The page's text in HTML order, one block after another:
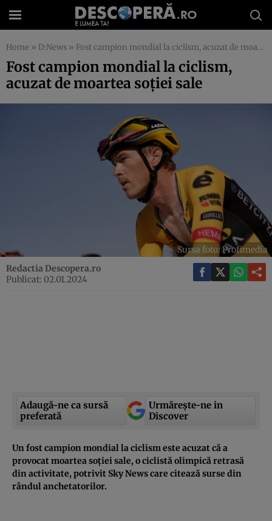
Home » D:News » Fost campion mondial la ciclism, acuzat de moartea soției sale
Fost campion mondial la ciclism,
acuzat de moartea soției sale
Sursa foto: Profimedia
Redactia Descopera.ro
Publicat: 02.01.2024
Adaugă-ne ca sursă
preferată
Urmărește-ne in
Discover
Un fost campion mondial la ciclism este acuzat că a
provocat moartea soției sale, o ciclistă olimpică retrasă
din activitate, potrivit Sky News care citează surse din
rândul anchetatorilor.